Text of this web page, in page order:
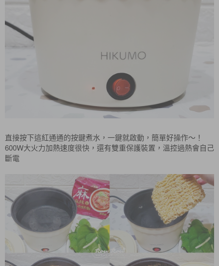
直接按下這紅通通的按鍵煮水，一鍵就啟動，簡單好操作～！
600W大火力加熱速度很快，還有雙重保護裝置，溫控過熱會自己
斷電